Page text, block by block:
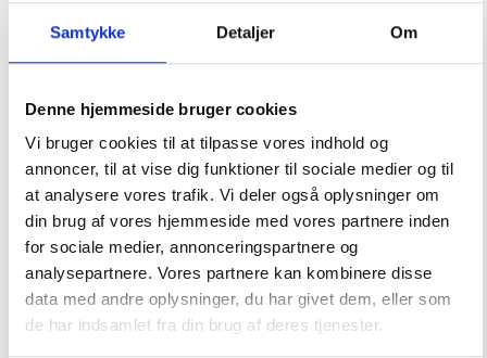
Samtykke Detaljer Om
Denne hjemmeside bruger cookies
Vi bruger cookies til at tilpasse vores indhold og
annoncer, til at vise dig funktioner til sociale medier og til
at analysere vores trafik. Vi deler også oplysninger om
din brug af vores hjemmeside med vores partnere inden
for sociale medier, annonceringspartnere og
analysepartnere. Vores partnere kan kombinere disse
data med andre oplysninger, du har givet dem, eller som
de har indsamlet fra din brug af deres tjenester.
Gaveidéer til sejleren
Gavekort til Marineudstyr
Komfort ombord
Lanterner & Lys
Motordele & Tilbehør
Navigation, Radio & TV
Offeranoder
Outlet